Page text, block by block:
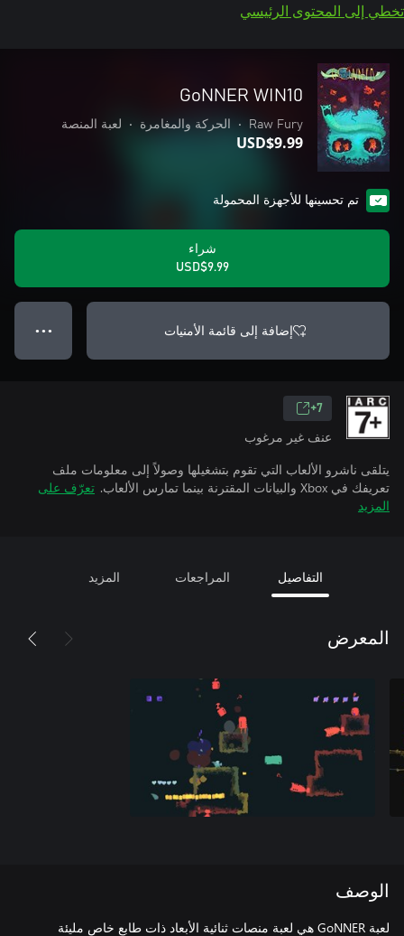
تخطي إلى المحتوى الرئيسي
GoNNER WIN10
Raw Fury
• الحركة والمغامرة • لعبة المنصة
USD$9.99
تم تحسينها للأجهزة المحمولة
شراء
USD$9.99
إضافة إلى قائمة الأمنيات ● ● ●
7+
عنف غير مرغوب
يتلقى ناشرو الألعاب التي تقوم بتشغيلها وصولاً إلى معلومات ملف
تعريفك في Xbox والبيانات المقترنة بينما تمارس الألعاب.
تعرّف على
المزيد
التفاصيل المراجعات المزيد
المعرض
الوصف
لعبة GoNNER هي لعبة منصات ثنائية الأبعاد ذات طابع خاص مليئة